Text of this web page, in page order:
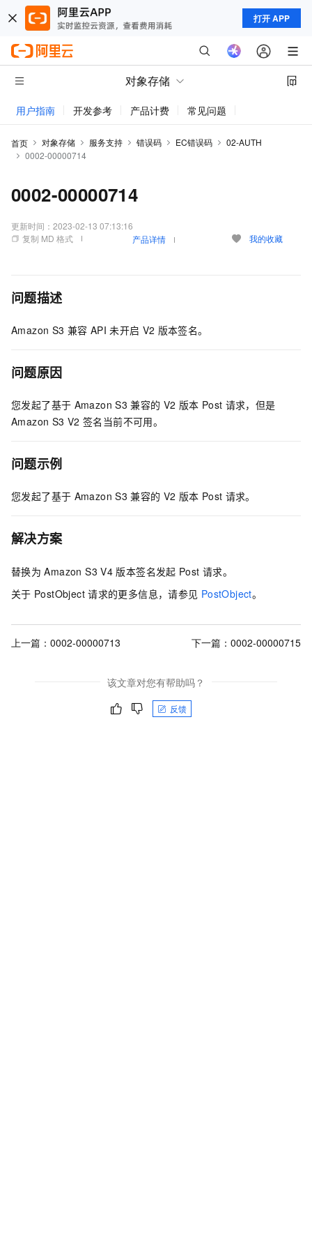
打开 APP
对象存储
用户指南 开发参考 产品计费 常见问题
首页 对象存储 服务支持 错误码 EC错误码
02-AUTH
0002-00000714
0002-00000714
更新时间： 2023-02-13 07:13:16
复制 MD 格式
产品详情 我的收藏
问题描述
Amazon S3 兼容 API 未开启 V2 版本签名。
问题原因
您发起了基于 Amazon S3 兼容的 V2 版本 Post 请求，但是
Amazon S3 V2 签名当前不可用。
问题示例
您发起了基于 Amazon S3 兼容的 V2 版本 Post 请求。
解决方案
替换为 Amazon S3 V4 版本签名发起 Post 请求。
关于 PostObject 请求的更多信息，请参见 PostObject。
上一篇： 0002-00000713 下一篇： 0002-00000715
该文章对您有帮助吗？
反馈